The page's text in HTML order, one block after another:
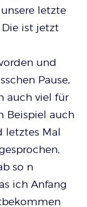
letzte
Die ist jetzt
und
Pause,
auch viel für
Beispiel auch
letztes Mal
so n
ich Anfang